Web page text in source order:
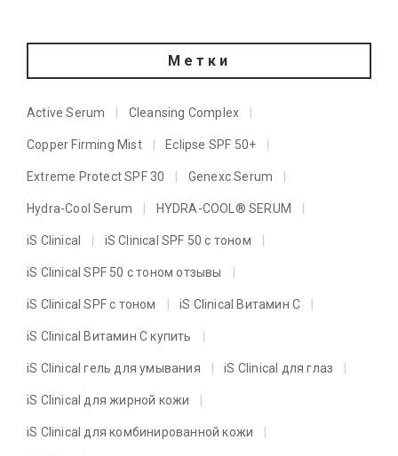
Метки
Active Serum Cleansing Complex
Copper Firming Mist Eclipse SPF 50+
Extreme Protect SPF 30 Genexc Serum
Hydra-Cool Serum HYDRA-COOL® SERUM
iS Clinical iS Clinical SPF 50 с тоном
iS Clinical SPF 50 с тоном отзывы
iS Clinical SPF с тоном iS Clinical Витамин C
iS Clinical Витамин C купить
iS Clinical гель для умывания iS Clinical для глаз
iS Clinical для жирной кожи
iS Clinical для комбинированной кожи